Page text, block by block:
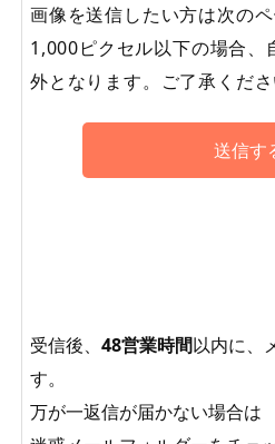
画像を送信したい方は次のペ
1,000ピクセル以下の場合、
外となります。ご了承くださ
受信後、 48営業時間以内に、
す。
万が一返信が届かない場合は